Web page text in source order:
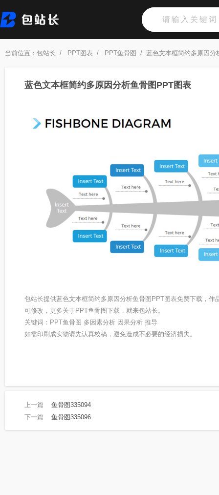
当前位置： 包站长 / PPT图表 / PPT鱼骨图 / 蓝色文本框简约多原因分
蓝色文本框简约多原因分析鱼骨图PPT图表
包站长提供蓝色文本框简约多原因分析鱼骨图PPT图表免费下载，作
可修改，更多关于PPT鱼骨图下载，就来包站长。
关键词：PPT鱼骨图 多因素分析 因果分析 推导
如需印刷成实物请先认真校稿，避免造成不必要的经济损失。
上一篇 鱼骨图335094
下一篇 鱼骨图335096